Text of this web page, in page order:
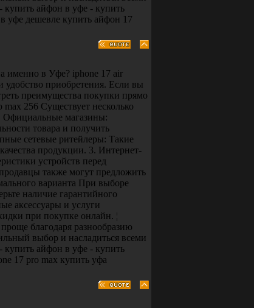
айфон в уфе - купить
уфе дешевле купить айфон 17
именно в Уфе? iphone 17 air
удобство приобретения. Если вы
преимущества покупки прямо
256 Существует несколько
Официальные магазины:
товара и получить
сетевые ритейлеры: Такие
продукции. 3. Интернет-
устройств перед
также могут предложить
варианта При выборе
наличие гарантийного
аксессуары и услуги
при покупке онлайн. ¦
благодаря разнообразию
выбор и насладиться всеми
айфон в уфе - купить
17 pro max купить уфа